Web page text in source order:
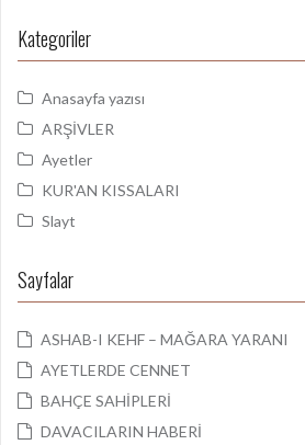
Kategoriler
Anasayfa yazısı
ARŞİVLER
Ayetler
KUR'AN KISSALARI
Slayt
Sayfalar
ASHAB-I KEHF – MAĞARA YARANI
AYETLERDE CENNET
BAHÇE SAHİPLERİ
DAVACILARIN HABERİ